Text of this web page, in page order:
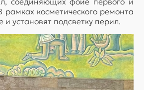
рамках косметического ремонта
и установят подсветку перил.